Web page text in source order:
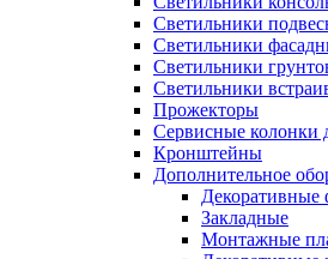
Светильники
Светильники
Светильники
Светильники
Прожекторы
Сервисные колонки
Кронштейны
Дополнительное
Декоративные
Закладные
Монтажные